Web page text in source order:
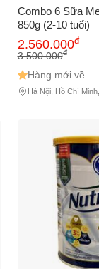
Combo 6 Sữa
850g (2-10 tuổi)
2.560.000đ
3.500.000đ
Hàng mới về
Hà Nội, Hồ Chí
chúng tôi. Hoặc gọi